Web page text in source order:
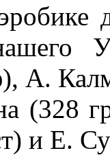
А.
(328
и Е.